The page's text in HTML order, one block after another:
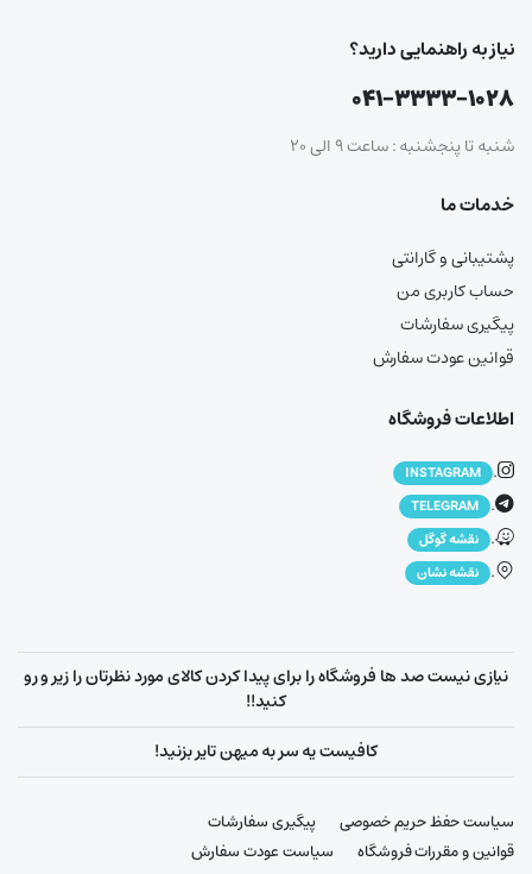
نیاز به راهنمایی دارید؟
۰۴۱-۳۳۳۳-۱۰۲۸
شنبه تا پنجشنبه : ساعت ۹ الی ۲۰
خدمات ما
پشتیبانی و گارانتی
حساب کاربری من
پیگیری سفارشات
قوانین عودت سفارش
اطلاعات فروشگاه
.
INSTAGRAM
.
TELEGRAM
. نقشه گوگل
. نقشه نشان
نیازی نیست صد ها فروشگاه را برای پیدا کردن کالای مورد نظرتان را زیر و رو
کنید!!
کافیست یه سر به میهن تایر بزنید!
سیاست حفظ حریم خصوصی
پیگیری سفارشات
قوانین و مقررات فروشگاه
سیاست عودت سفارش